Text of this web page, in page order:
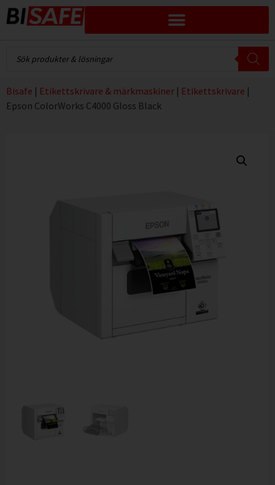
Bisafe | Etikettskrivare & märkmaskiner | Etikettskrivare |
Epson ColorWorks C4000 Gloss Black